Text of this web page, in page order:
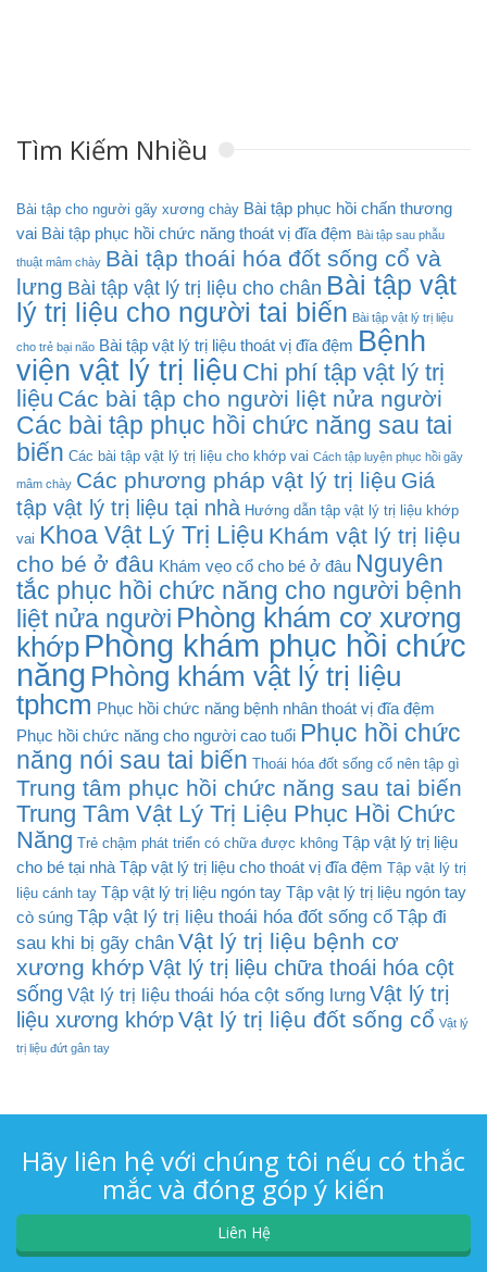
Tìm Kiếm Nhiều
Bài tập cho người gãy xương chày Bài tập phục hồi chấn thương
vai Bài tập phục hồi chức năng thoát vị đĩa đệm Bài tập sau phẫu
thuật mâm chày Bài tập thoái hóa đốt sống cổ và
lưng Bài tập vật lý trị liệu cho chân Bài tập vật
lý trị liệu cho người tai biến Bài tập vật lý trị liệu
cho trẻ bại não Bài tập vật lý trị liệu thoát vị đĩa đệm Bệnh
viện vật lý trị liệu Chi phí tập vật lý trị
liệu Các bài tập cho người liệt nửa người
Các bài tập phục hồi chức năng sau tai
biến Các bài tập vật lý trị liệu cho khớp vai Cách tập luyện phục hồi gãy
mâm chày Các phương pháp vật lý trị liệu Giá
tập vật lý trị liệu tại nhà Hướng dẫn tập vật lý trị liệu khớp
vai Khoa Vật Lý Trị Liệu Khám vật lý trị liệu
cho bé ở đâu Khám vẹo cổ cho bé ở đâu Nguyên
tắc phục hồi chức năng cho người bệnh
liệt nửa người Phòng khám cơ xương
khớp Phòng khám phục hồi chức
năng Phòng khám vật lý trị liệu
tphcm Phục hồi chức năng bệnh nhân thoát vị đĩa đệm
Phục hồi chức năng cho người cao tuổi Phục hồi chức
năng nói sau tai biến Thoái hóa đốt sống cổ nên tập gì
Trung tâm phục hồi chức năng sau tai biến
Trung Tâm Vật Lý Trị Liệu Phục Hồi Chức
Năng Trẻ chậm phát triển có chữa được không Tập vật lý trị liệu
cho bé tại nhà Tập vật lý trị liệu cho thoát vị đĩa đệm Tập vật lý trị
liệu cánh tay Tập vật lý trị liệu ngón tay Tập vật lý trị liệu ngón tay
cò súng Tập vật lý trị liệu thoái hóa đốt sống cổ Tập đi
sau khi bị gãy chân Vật lý trị liệu bệnh cơ
xương khớp Vật lý trị liệu chữa thoái hóa cột
sống Vật lý trị liệu thoái hóa cột sống lưng Vật lý trị
liệu xương khớpVật lý trị liệu đốt sống cổ Vật lý
trị liệu đứt gân tay
Hãy liên hệ với chúng tôi nếu có thắc
mắc và đóng góp ý kiến
Liên Hệ